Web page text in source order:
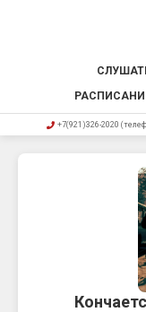
+7(921)326-2020